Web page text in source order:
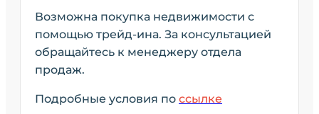
Возможна покупка недвижимости с
помощью трейд-ина. За консультацией
обращайтесь к менеджеру отдела
продаж.
Подробные условия по ссылке